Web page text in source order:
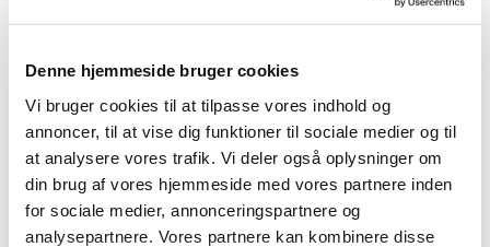
Denne hjemmeside bruger cookies
Vi bruger cookies til at tilpasse vores indhold og
annoncer, til at vise dig funktioner til sociale medier og til
at analysere vores trafik. Vi deler også oplysninger om
din brug af vores hjemmeside med vores partnere inden
for sociale medier, annonceringspartnere og
analysepartnere. Vores partnere kan kombinere disse
Tid & Sted:
Torsdage kl. 10.00
Tilmelding:
Kontakt Pernille Rasmussen på:
Mobil: +45 31521240
Mail: pernilleegholm@live.dk